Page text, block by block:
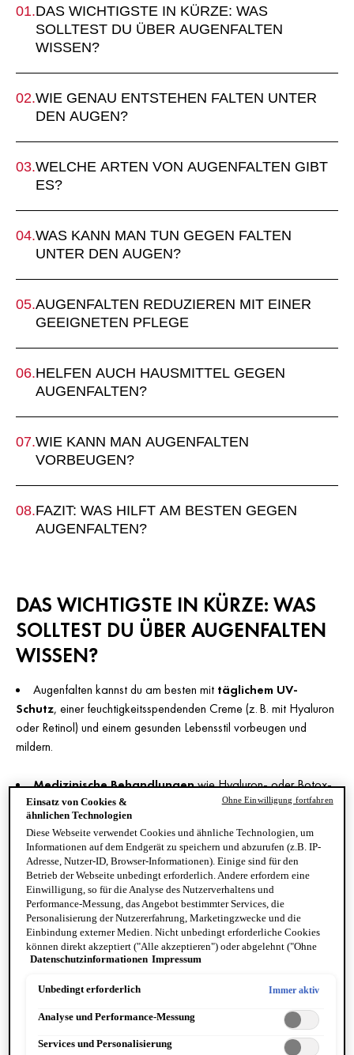
DAS WICHTIGSTE IN KÜRZE: WAS
SOLLTEST DU ÜBER AUGENFALTEN
WISSEN?
WIE GENAU ENTSTEHEN FALTEN UNTER
DEN AUGEN?
WELCHE ARTEN VON AUGENFALTEN GIBT
ES?
WAS KANN MAN TUN GEGEN FALTEN
UNTER DEN AUGEN?
AUGENFALTEN REDUZIEREN MIT EINER
GEEIGNETEN PFLEGE
HELFEN AUCH HAUSMITTEL GEGEN
AUGENFALTEN?
WIE KANN MAN AUGENFALTEN
VORBEUGEN?
FAZIT: WAS HILFT AM BESTEN GEGEN
AUGENFALTEN?
DAS WICHTIGSTE IN KÜRZE: WAS
SOLLTEST DU ÜBER AUGENFALTEN
WISSEN?
Augenfalten kannst du am besten mit täglichem UV-
Schutz, einer feuchtigkeitsspendenden Creme (z. B. mit Hyaluron
oder Retinol) und einem gesunden Lebensstil vorbeugen und
mildern.
Medizinische Behandlungenwie Hyaluron- oder Botox-
Injektionen bieten schnelle, aber nur vorübergehende Ergebnisse
und sind mit Risiken verbunden.
Je früher du mit einergezielten Pflegebeginnst, desto
effektiver kannst du Falten unter den Augen entgegenwirken.
WIE GENAU ENTSTEHEN FALTEN
UNTER DEN AUGEN?
Die ersten Falten zeigen sich im Gesicht meistens unter den
Augen, weil die Haut hier mitrund 0,5 Millimetern deutlich
dünner
ist
als im restlichen Gesicht. Gleichzeitig besitzt die
Einsatz von Cookies &
ähnlichen Technologien
Diese Webseite verwendet Cookies und ähnliche Technologien, um
Informationen auf dem Endgerät zu speichern und abzurufen (z.B. IP-
Adresse, Nutzer-ID, Browser-Informationen). Einige sind für den
Betrieb der Webseite unbedingt erforderlich. Andere erfordern eine
Einwilligung, so für die Analyse des Nutzerverhaltens und
Performance-Messung, das Angebot bestimmter Services, die
Personalisierung der Nutzererfahrung, Marketingzwecke und die
Einbindung externer Medien. Nicht unbedingt erforderliche Cookies
können direkt akzeptiert ("Alle akzeptieren") oder abgelehnt ("Ohne
Einwilligung fortfahren") werden. Individuelle Anpassungen der
speichern"). Die Auswahl kann jederzeit unter dem Link "Cookie-
Datenschutzinformationen.
Datenschutzinformationen Impressum
Unbedingt erforderlich Immer aktiv
Analyse und Performance-Messung
Services und Personalisierung
Ohne Einwilligung fortfahren